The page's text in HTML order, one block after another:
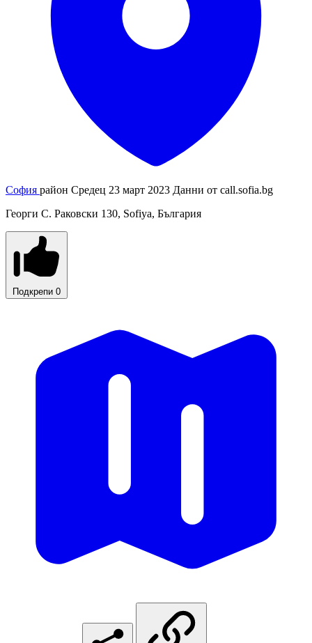
София район Средец 23 март 2023 Данни от call.sofia.bg
Георги С. Раковски 130, Sofiya, България
Подкрепи 0